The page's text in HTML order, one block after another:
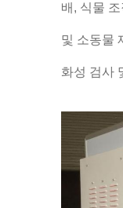
배, 식물
및 소동물
화성 검사